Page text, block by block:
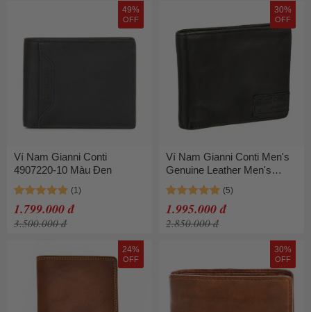
49%
OFF
Ví Nam Gianni Conti
4907220-10 Màu Đen
1.799.000 đ
3.500.000 đ
30%
OFF
Ví Nam Gianni Conti Men's
Genuine Leather Men's
Wallet Black 4207220 -
RAUL - Black Màu Đen
1.995.000 đ
2.850.000 đ
24%
OFF
30%
OFF